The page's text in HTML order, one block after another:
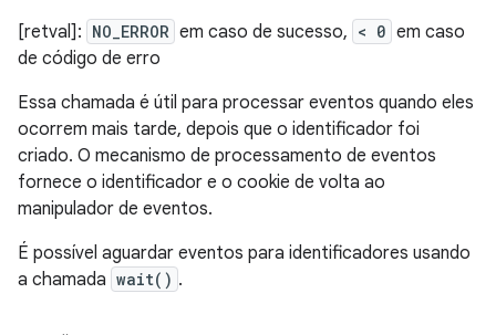
[retval]: NO_ERROR em caso de sucesso, < 0 em caso
de código de erro
Essa chamada é útil para processar eventos quando eles
ocorrem mais tarde, depois que o identificador foi
criado. O mecanismo de processamento de eventos
fornece o identificador e o cookie de volta ao
manipulador de eventos.
É possível aguardar eventos para identificadores usando
a chamada wait() .